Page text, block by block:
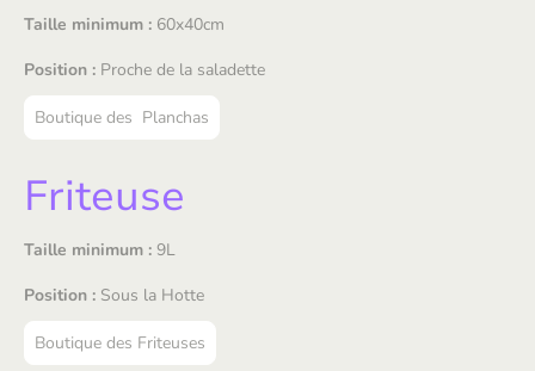
Taille minimum : 60x40cm
Position : Proche de la saladette
Boutique des Planchas
Friteuse
Taille minimum : 9L
Position : Sous la Hotte
Boutique des Friteuses